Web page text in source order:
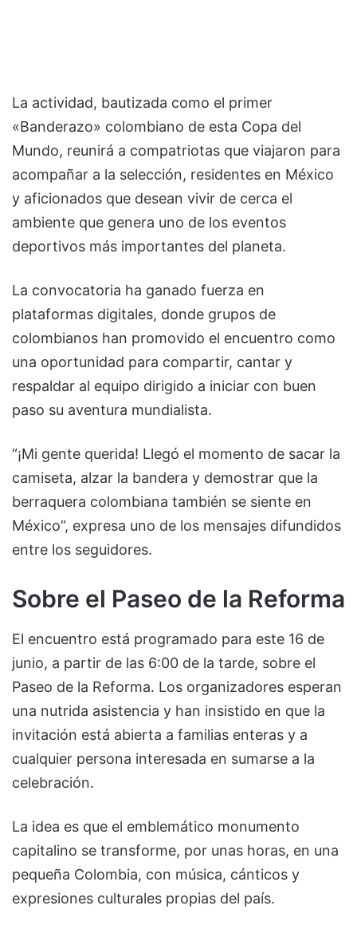
La actividad, bautizada como el primer
«Banderazo» colombiano de esta Copa del
Mundo, reunirá a compatriotas que viajaron para
acompañar a la selección, residentes en México
y aficionados que desean vivir de cerca el
ambiente que genera uno de los eventos
deportivos más importantes del planeta.
La convocatoria ha ganado fuerza en
plataformas digitales, donde grupos de
colombianos han promovido el encuentro como
una oportunidad para compartir, cantar y
respaldar al equipo dirigido a iniciar con buen
paso su aventura mundialista.
“¡Mi gente querida! Llegó el momento de sacar la
camiseta, alzar la bandera y demostrar que la
berraquera colombiana también se siente en
México”, expresa uno de los mensajes difundidos
entre los seguidores.
Sobre el Paseo de la Reforma
El encuentro está programado para este 16 de
junio, a partir de las 6:00 de la tarde, sobre el
Paseo de la Reforma. Los organizadores esperan
una nutrida asistencia y han insistido en que la
invitación está abierta a familias enteras y a
cualquier persona interesada en sumarse a la
celebración.
La idea es que el emblemático monumento
capitalino se transforme, por unas horas, en una
pequeña Colombia, con música, cánticos y
expresiones culturales propias del país.